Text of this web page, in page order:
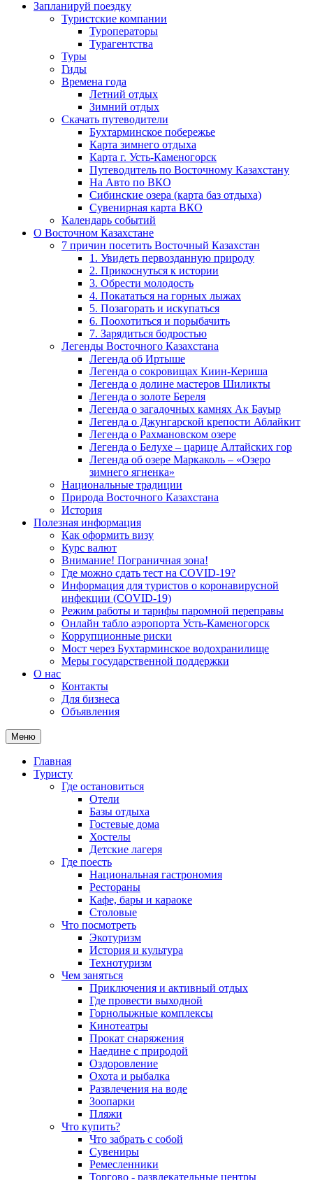
Запланируй поездку
Туристские компании
Туроператоры
Турагентства
Туры
Гиды
Времена года
Летний отдых
Зимний отдых
Скачать путеводители
Бухтарминское побережье
Карта зимнего отдыха
Карта г. Усть-Каменогорск
Путеводитель по Восточному Казахстану
На Авто по ВКО
Сибинские озера (карта баз отдыха)
Сувенирная карта ВКО
Календарь событий
О Восточном Казахстане
7 причин посетить Восточный Казахстан
1. Увидеть первозданную природу
2. Прикоснуться к истории
3. Обрести молодость
4. Покататься на горных лыжах
5. Позагорать и искупаться
6. Поохотиться и порыбачить
7. Зарядиться бодростью
Легенды Восточного Казахстана
Легенда об Иртыше
Легенда о сокровищах Киин-Кериша
Легенда о долине мастеров Шиликты
Легенда о золоте Береля
Легенда о загадочных камнях Ак Бауыр
Легенда о Джунгарской крепости Аблайкит
Легенда о Рахмановском озере
Легенда о Белухе – царице Алтайских гор
Легенда об озере Маркаколь – «Озеро
зимнего ягненка»
Национальные традиции
Природа Восточного Казахстана
История
Полезная информация
Как оформить визу
Курс валют
Внимание! Пограничная зона!
Где можно сдать тест на COVID-19?
Информация для туристов о коронавирусной
инфекции (COVID-19)
Режим работы и тарифы паромной переправы
Онлайн табло аэропорта Усть-Каменогорск
Коррупционные риски
Мост через Бухтарминское водохранилище
Меры государственной поддержки
О нас
Контакты
Для бизнеса
Объявления
Меню
Главная
Туристу
Где остановиться
Отели
Базы отдыха
Гостевые дома
Хостелы
Детские лагеря
Где поесть
Национальная гастрономия
Рестораны
Кафе, бары и караоке
Столовые
Что посмотреть
Экотуризм
История и культура
Технотуризм
Чем заняться
Приключения и активный отдых
Где провести выходной
Горнолыжные комплексы
Кинотеатры
Прокат снаряжения
Наедине с природой
Оздоровление
Охота и рыбалка
Развлечения на воде
Зоопарки
Пляжи
Что купить?
Что забрать с собой
Сувениры
Ремесленники
Торгово - развлекательные центры